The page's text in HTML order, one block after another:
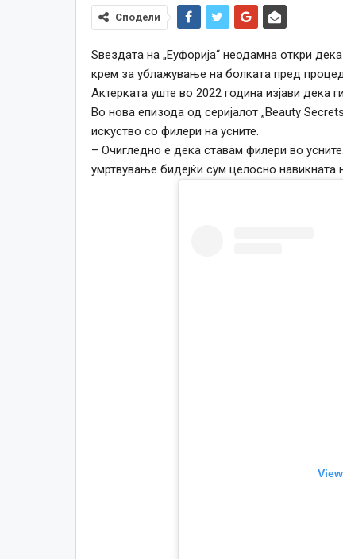
Сподели
Ѕвездата на „Еуфорија“ неодамна откри
крем за ублажување на болката пред
Актерката уште во 2022 година изјави дека
Во нова епизода од серијалот „Beauty
искуство со филери на усните.
– Очигледно е дека ставам филери во
умртвување бидејќи сум целосно навикната